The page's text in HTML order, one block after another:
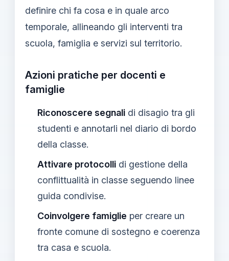
definire chi fa cosa e in quale arco
temporale, allineando gli interventi tra
scuola, famiglia e servizi sul territorio.
Azioni pratiche per docenti e
famiglie
Riconoscere segnali di disagio tra gli
studenti e annotarli nel diario di bordo
della classe.
Attivare protocolli di gestione della
conflittualità in classe seguendo linee
guida condivise.
Coinvolgere famiglie per creare un
fronte comune di sostegno e coerenza
tra casa e scuola.